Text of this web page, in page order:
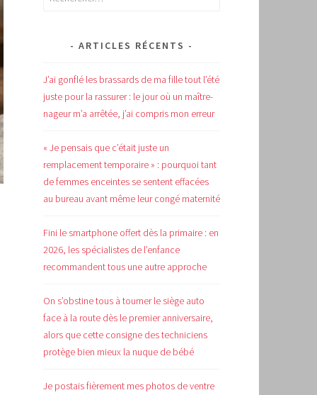
ARTICLES RÉCENTS
J’ai gonflé les brassards de ma fille tout l’été
juste pour la rassurer : le jour où un maître-
nageur m’a arrêtée, j’ai compris mon erreur
« Je pensais que c’était juste un
remplacement temporaire » : pourquoi tant
de femmes enceintes se sentent effacées
au bureau avant même leur congé maternité
Fini le smartphone offert dès la primaire : en
2026, les spécialistes de l’enfance
recommandent tous une autre approche
On s’obstine tous à tourner le siège auto
face à la route dès le premier anniversaire,
alors que cette consigne des techniciens
protège bien mieux la nuque de bébé
Je postais fièrement mes photos de ventre